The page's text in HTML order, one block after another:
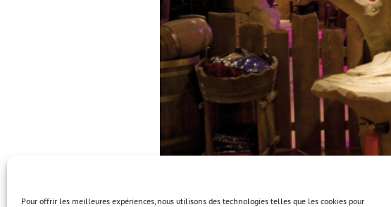
Pour offrir les meilleures expériences, nous utilisons des technologies telles que les cookies pour